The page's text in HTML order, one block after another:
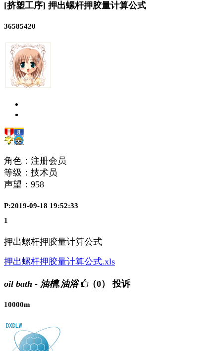
[挤塑工序] 押出螺杆押胶量计算公式
36585420
角色：注册会员
等级：技术员
声望： 958
P:2019-09-18 19:52:33
1
押出螺杆押胶量计算公式
押出螺杆押胶量计算公式.xls
oil bath - 油槽,油浴 （0） 投诉
10000m